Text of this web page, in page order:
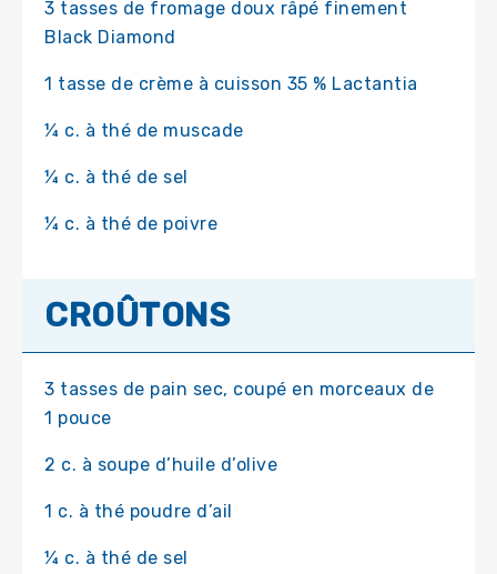
3 tasses de fromage doux râpé finement
Black Diamond
1 tasse de crème à cuisson 35 % Lactantia
¼ c. à thé de muscade
¼ c. à thé de sel
¼ c. à thé de poivre
CROÛTONS
3 tasses de pain sec, coupé en morceaux de
1 pouce
2 c. à soupe d’huile d’olive
1 c. à thé poudre d’ail
¼ c. à thé de sel